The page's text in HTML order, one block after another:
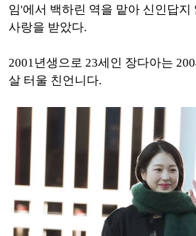
임'에서 백하린 역을 맡아 신인답지
사랑을 받았다.
2001년생으로 23세인 장다아는
살 터울 친언니다.